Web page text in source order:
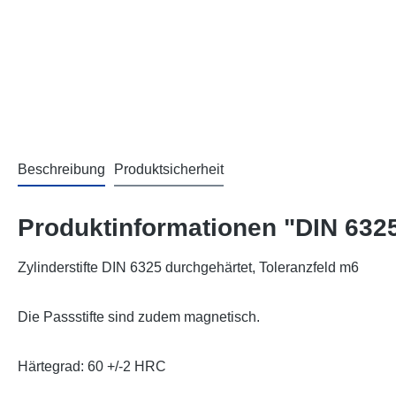
Beschreibung Produktsicherheit
Produktinformationen "DIN
Zylinderstifte DIN 6325 durchgehärtet, Toleranzfeld m6
Die Passstifte sind zudem magnetisch.
Härtegrad: 60 +/-2 HRC